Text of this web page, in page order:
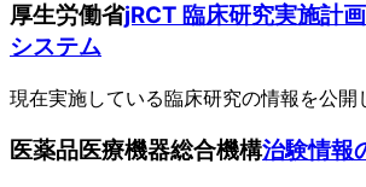
厚生労働省jRCT 臨床研究実施計
システム
現在実施している臨床研究の情報を公開
医薬品医療機器総合機構治験情報